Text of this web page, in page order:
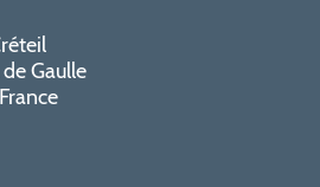
Gaulle